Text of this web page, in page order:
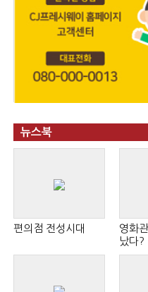
뉴스북
편의점 전성시대
영화
났다?